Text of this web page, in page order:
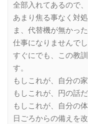
全部入れてあるので、
あまり焦る事なく対処
ま、代替機が無かっ
仕事になりませんでし
すぐにでも、この教
す。
もしこれが、自分の家
もしこれが、円の話だ
もしこれが、自分の体
日ごろからの備えを